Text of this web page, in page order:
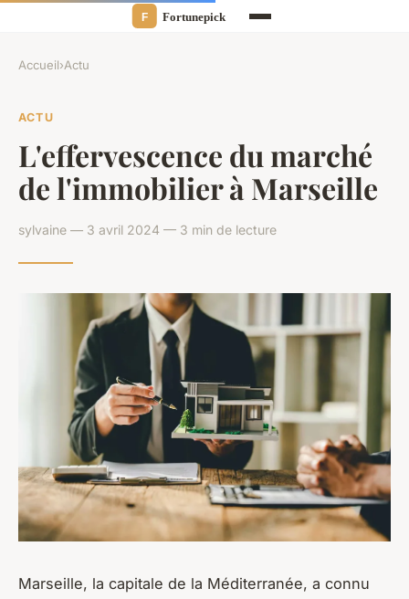
Accueil›Actu
ACTU
L'effervescence du marché
de l'immobilier à Marseille
sylvaine — 3 avril 2024 — 3 min de lecture
Marseille, la capitale de la Méditerranée, a connu